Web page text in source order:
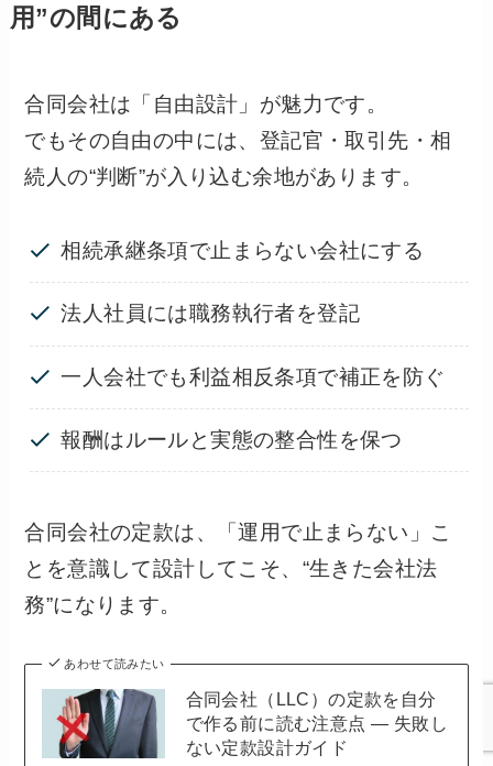
用”の間にある
合同会社は「自由設計」が魅力です。
でもその自由の中には、登記官・取引先・相
続人の“判断”が入り込む余地があります。
相続承継条項で止まらない会社にする
法人社員には職務執行者を登記
一人会社でも利益相反条項で補正を防ぐ
報酬はルールと実態の整合性を保つ
合同会社の定款は、「運用で止まらない」こ
とを意識して設計してこそ、“生きた会社法
務”になります。
あわせて読みたい
合同会社（LLC）の定款を自分
で作る前に読む注意点 — 失敗し
ない定款設計ガイド